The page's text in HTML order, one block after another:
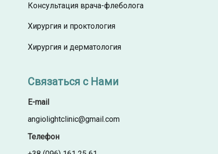
Консультация врача-флеболога
Хирургия и проктология
Хирургия и дерматология
Связаться с Нами
E-mail
angiolightclinic@gmail.com
Телефон